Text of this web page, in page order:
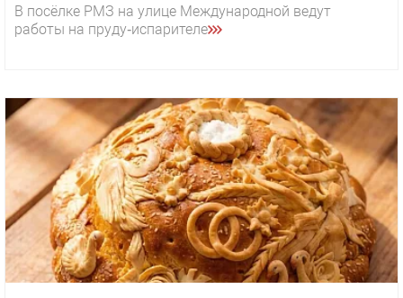
В посёлке РМЗ на улице Международной ведут
работы на пруду‑испарителе